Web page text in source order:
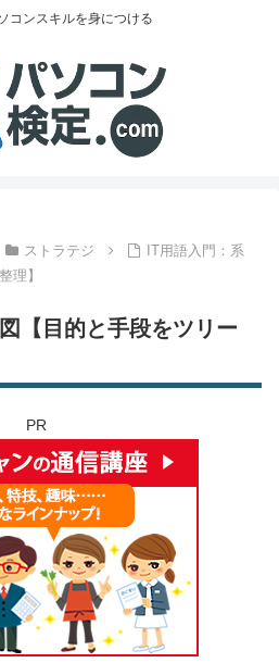
コンスキルを身につける
ストラテジ
IT用語入門：系
理】
【目的と手段をツリー
PR